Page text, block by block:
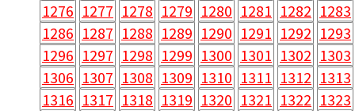
1276 1277 1278 1279 1280 1281 1282 1283
1286 1287 1288 1289 1290 1291 1292 1293
1296 1297 1298 1299 1300 1301 1302 1303
1306 1307 1308 1309 1310 1311 1312 1313
1316 1317 1318 1319 1320 1321 1322 1323